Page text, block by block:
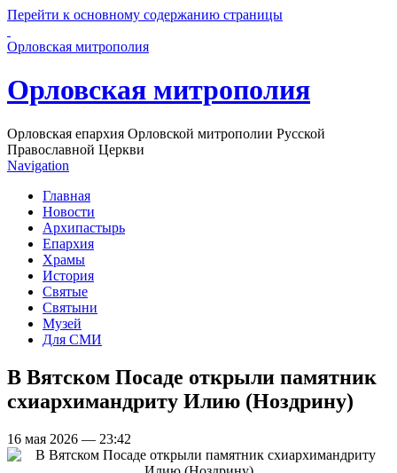
Перейти к основному содержанию страницы
Орловская митрополия
Орловская митрополия
Орловская епархия Орловской митрополии Русской
Православной Церкви
Navigation
Главная
Новости
Архипастырь
Епархия
Храмы
История
Святые
Святыни
Музей
Для СМИ
В Вятском Посаде открыли памятник
схиархимандриту Илию (Ноздрину)
16 мая 2026 — 23:42